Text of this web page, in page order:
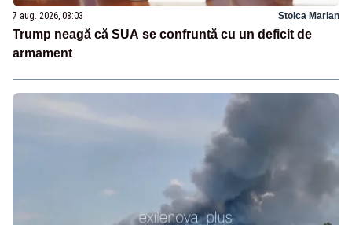
7 aug. 2026, 08:03 Stoica Marian
Trump neagă că SUA se confruntă cu un deficit de
armament